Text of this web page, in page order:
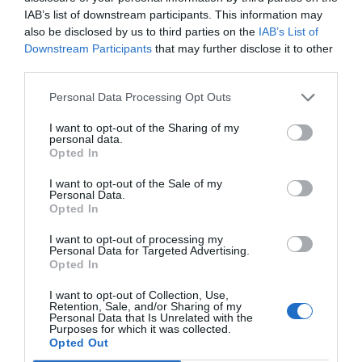
IAB’s list of downstream participants. This information may
also be disclosed by us to third parties on the IAB’s List of
Downstream Participants that may further disclose it to other
Personal Data Processing Opt Outs
I want to opt-out of the Sharing of my
personal data.
Opted In
I want to opt-out of the Sale of my
Personal Data.
Opted In
I want to opt-out of processing my
Personal Data for Targeted Advertising.
Opted In
I want to opt-out of Collection, Use,
Retention, Sale, and/or Sharing of my
Personal Data that Is Unrelated with the
Purposes for which it was collected.
Opted Out
El IBEX 35 cerró la sesión del
miércoles en los 20.057 puntos,
un nuevo récord
Eulogio López
Eclipse Sánchez: "No te olvides de las gafas
protectoras. Así, el 12 de agosto sólo